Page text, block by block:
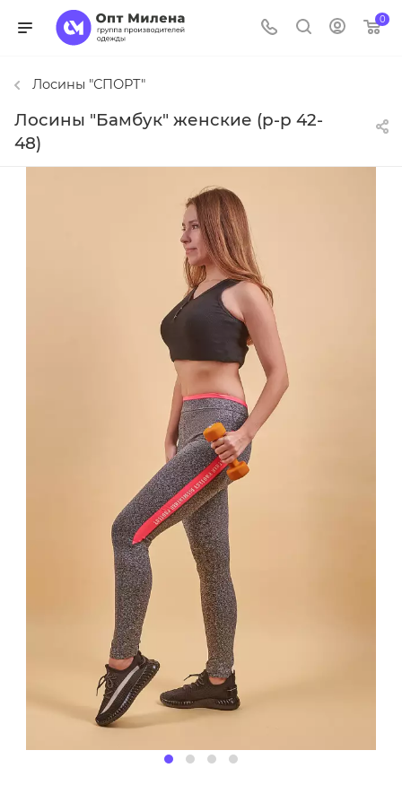
0
Лосины "СПОРТ"
Лосины "Бамбук" женские (р-р 42-
48)